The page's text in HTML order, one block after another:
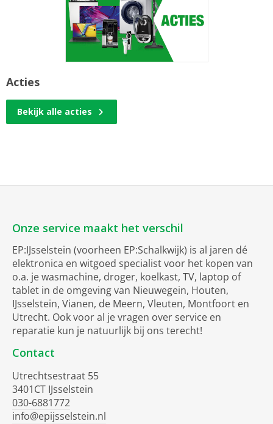
Acties
Bekijk alle acties
Onze service maakt het verschil
EP:IJsselstein (voorheen EP:Schalkwijk) is al jaren dé
elektronica en witgoed specialist voor het kopen van
o.a. je wasmachine, droger, koelkast, TV, laptop of
tablet in de omgeving van Nieuwegein, Houten,
IJsselstein, Vianen, de Meern, Vleuten, Montfoort en
Utrecht. Ook voor al je vragen over service en
reparatie kun je natuurlijk bij ons terecht!
Contact
Utrechtsestraat 55
3401CT IJsselstein
030-6881772
info@epijsselstein.nl